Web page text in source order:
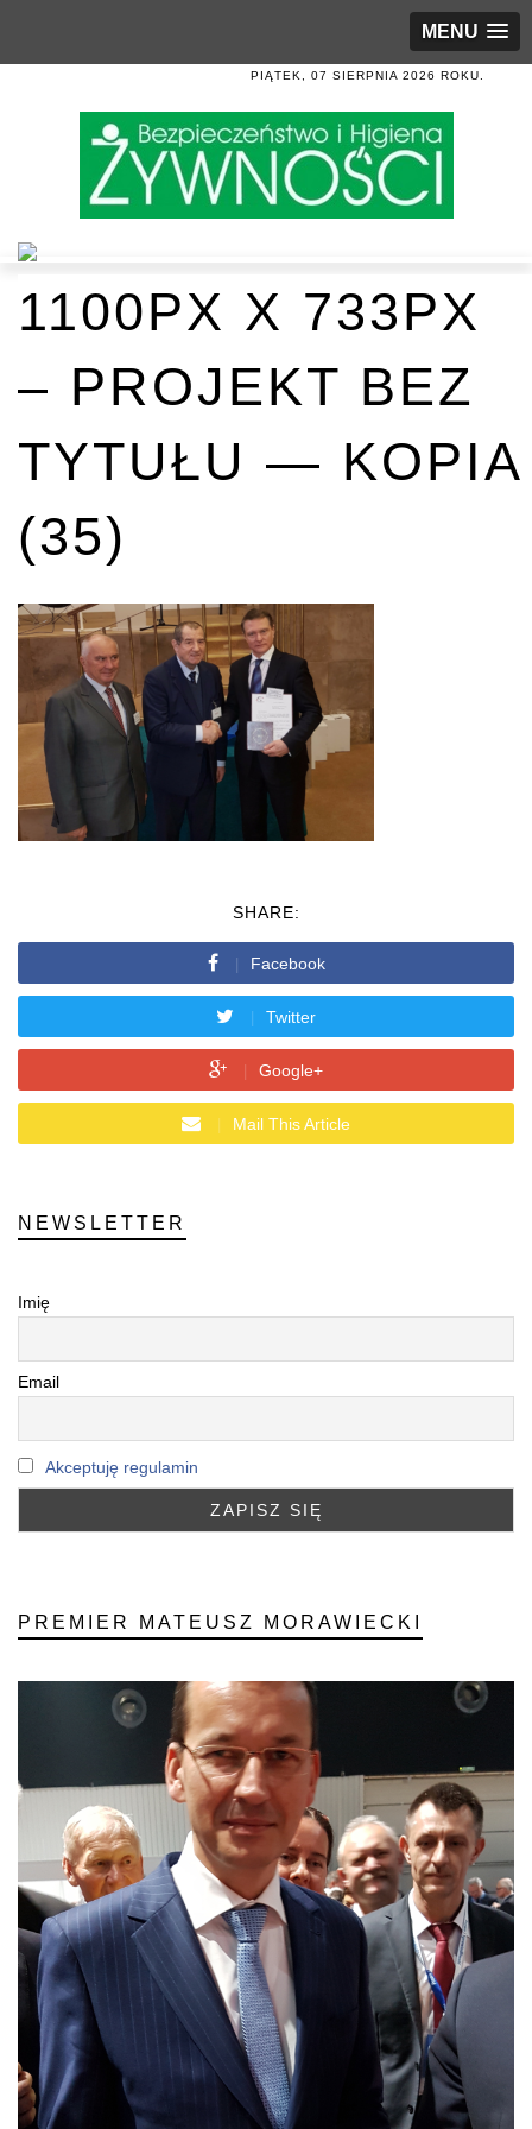
MENU
PIĄTEK, 07 SIERPNIA 2026 ROKU.
1100PX X 733PX
– PROJEKT BEZ
TYTUŁU — KOPIA
(35)
SHARE:
Facebook
Twitter
Google+
Mail This Article
NEWSLETTER
Imię
Email
Akceptuję regulamin
PREMIER MATEUSZ MORAWIECKI